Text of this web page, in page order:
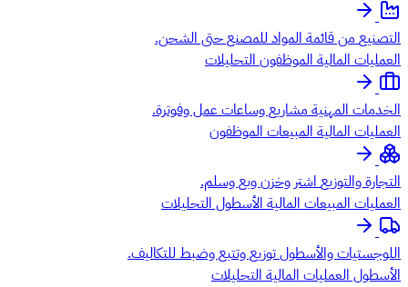
التصنيعمن قائمة المواد للمصنع حتى الشحن.
العملياتالماليةالموظفونالتحليلات
الخدمات المهنيةمشاريع وساعات عمل وفوترة.
العملياتالماليةالمبيعاتالموظفون
التجارة والتوزيعاشتر وخزن وبع وسلم.
العملياتالمبيعاتالماليةالأسطولالتحليلات
اللوجستيات والأسطولتوزيع وتتبع وضبط للتكاليف.
الأسطولالعملياتالماليةالتحليلات